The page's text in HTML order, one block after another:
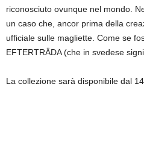
riconosciuto ovunque nel mondo.
un caso che, ancor prima della
ufficiale sulle magliette. Come se
EFTERTRÄDA (che in svedese
La collezione sarà disponibile dal